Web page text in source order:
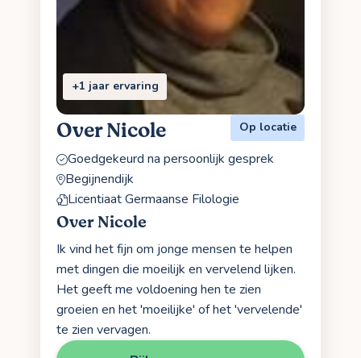
+1 jaar ervaring
Over Nicole Op locatie
Goedgekeurd na persoonlijk gesprek
Begijnendijk
Licentiaat Germaanse Filologie
Over Nicole
Ik vind het fijn om jonge mensen te helpen
met dingen die moeilijk en vervelend lijken.
Het geeft me voldoening hen te zien
groeien en het 'moeilijke' of het 'vervelende'
te zien vervagen.